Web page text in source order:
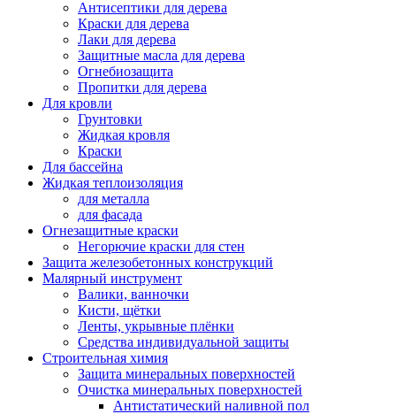
Антисептики для дерева
Краски для дерева
Лаки для дерева
Защитные масла для дерева
Огнебиозащита
Пропитки для дерева
Для кровли
Грунтовки
Жидкая кровля
Краски
Для бассейна
Жидкая теплоизоляция
для металла
для фасада
Огнезащитные краски
Негорючие краски для стен
Защита железобетонных конструкций
Малярный инструмент
Валики, ванночки
Кисти, щётки
Ленты, укрывные плёнки
Средства индивидуальной защиты
Строительная химия
Защита минеральных поверхностей
Очистка минеральных поверхностей
Антистатический наливной пол